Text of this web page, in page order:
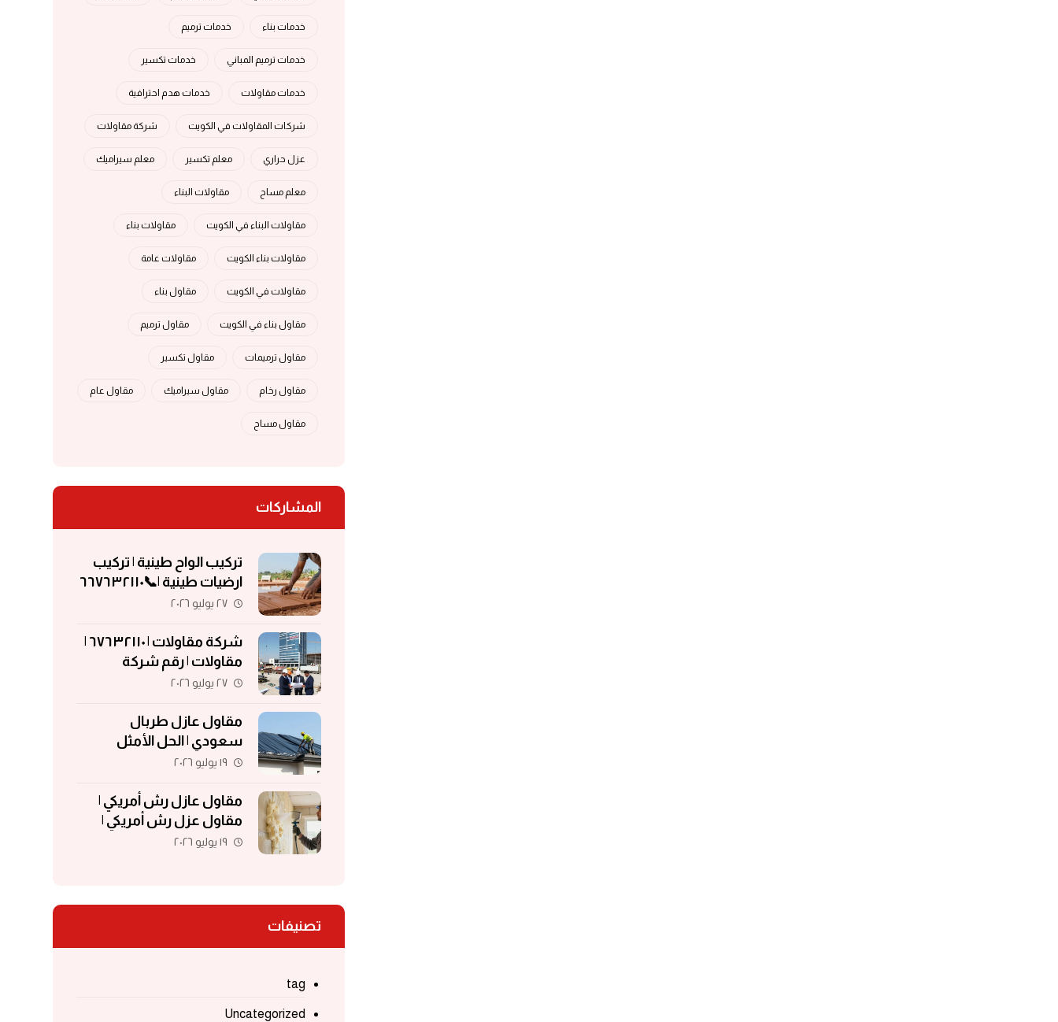
خدمات بناء خدمات ترميم
خدمات ترميم المباني خدمات تكسير
خدمات مقاولات خدمات هدم احترافية
شركات المقاولات في الكويت شركة مقاولات
عزل حراري معلم تكسير معلم سيراميك
معلم مساح مقاولات البناء
مقاولات البناء في الكويت مقاولات بناء
مقاولات بناء الكويت مقاولات عامة
مقاولات في الكويت مقاول بناء
مقاول بناء في الكويت مقاول ترميم
مقاول ترميمات مقاول تكسير
مقاول رخام مقاول سيراميك مقاول عام
مقاول مساح
المشاركات
تركيب الواح طينية | تركيب
ارضيات طينية |📞٦٦٧٦٣٢١١٠
| الواح طينية | معلم تركيب
٢٧ يوليو ٢٠٢٦
شركة مقاولات | ٦٧٦٣٢١١٠ |
مقاولات | رقم شركة
مقاولات | مقاولات الكويت
٢٧ يوليو ٢٠٢٦
مقاول عازل طربال
سعودي | الحل الأمثل
لحماية الأسطح والمباني
١٩ يوليو ٢٠٢٦
مقاول عازل رش أمريكي |
مقاول عزل رش أمريكي |
مقاول عزل فوم | مقاول
١٩ يوليو ٢٠٢٦
تصنيفات
tag
Uncategorized